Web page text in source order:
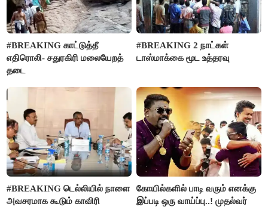
#BREAKING காட்டுத்தீ
எதிரொலி- சதுரகிரி மலையேறத்
தடை
#BREAKING 2 நாட்கள்
டாஸ்மாக்கை மூட உத்தரவு
#BREAKING டெல்லியில் நாளை
அவசரமாக கூடும் காவிரி
கோயில்களில் பாடி வரும் எனக்கு
இப்படி ஒரு வாய்ப்பு..! முதல்வர்